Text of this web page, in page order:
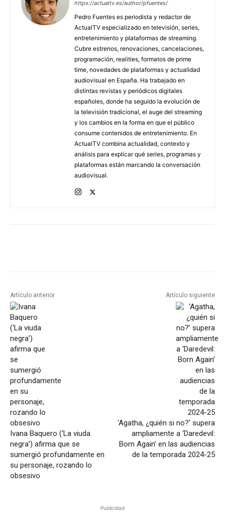
https://actualtv.es/author/pfuentes/
Pedro Fuentes es periodista y redactor de
ActualTV especializado en televisión, series,
entretenimiento y plataformas de streaming.
Cubre estrenos, renovaciones, cancelaciones,
programación, realities, formatos de prime
time, novedades de plataformas y actualidad
audiovisual en España. Ha trabajado en
distintas revistas y periódicos digitales
españoles, donde ha seguido la evolución de
la televisión tradicional, el auge del streaming
y los cambios en la forma en que el público
consume contenidos de entretenimiento. En
ActualTV combina actualidad, contexto y
análisis para explicar qué series, programas y
plataformas están marcando la conversación
audiovisual.
Artículo anterior
Ivana Baquero (‘La viuda
negra’) afirma que se
sumergió profundamente en
su personaje, rozando lo
obsesivo
Artículo siguiente
‘Agatha, ¿quién si no?’ supera
ampliamente a ‘Daredevil:
Born Again’ en las audiencias
de la temporada 2024-25
Publicidad